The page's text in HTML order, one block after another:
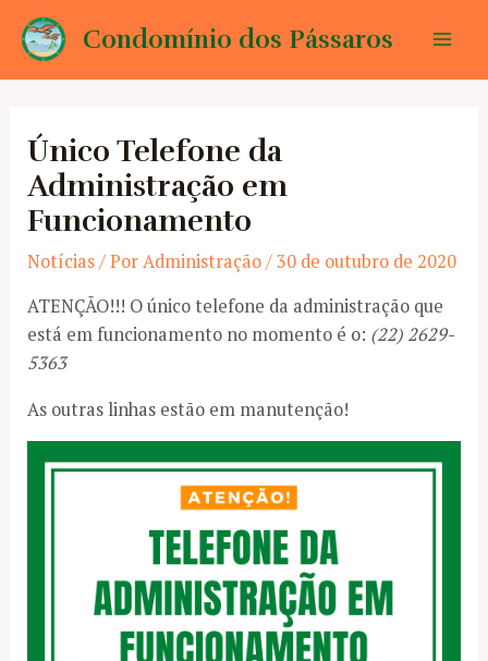
para
Condomínio dos Pássaros
Único Telefone da
Administração em
Funcionamento
Notícias/ PorAdministração/30 de outubro de 2020
ATENÇÃO!!! O único telefone da administração que
está em funcionamento no momento é o: (22) 2629-
5363
As outras linhas estão em manutenção!